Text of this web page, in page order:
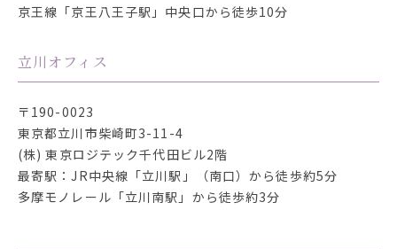
京王線「京王八王子駅」中央口から徒歩10分
立川オフィス
〒190-0023
東京都立川市柴崎町3-11-4
(株) 東京ロジテック千代田ビル2階
最寄駅：JR中央線「立川駅」（南口）から徒歩約5分
多摩モノレール「立川南駅」から徒歩約3分